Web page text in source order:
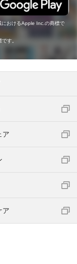
おけるApple Inc.の商標で
す。
ア
ア